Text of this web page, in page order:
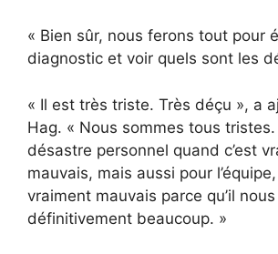
« Bien sûr, nous ferons tout pour
diagnostic et voir quels sont les
« Il est très triste. Très déçu », a
Hag. « Nous sommes tous tristes.
désastre personnel quand c’est
mauvais, mais aussi pour l’équipe,
vraiment mauvais parce qu’il
définitivement beaucoup. »